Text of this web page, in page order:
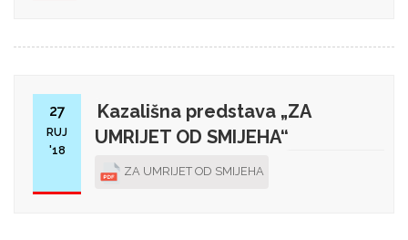
27
RUJ
'18
Kazališna predstava „ZA
UMRIJET OD SMIJEHA“
ZA UMRIJET OD SMIJEHA